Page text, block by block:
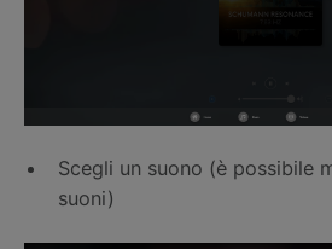
Scegli un suono (è possibile
suoni)